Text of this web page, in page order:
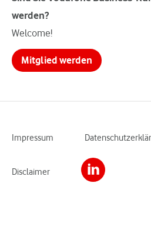
werden?
Welcome!
Mitglied werden
Impressum
Disclaimer